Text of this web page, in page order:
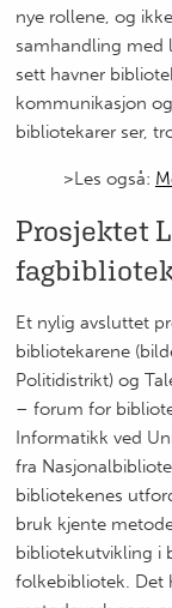
nye rollene, og
samhandling med
sett havner
kommunikasjon
bibliotekarer ser,
>Les også:
Prosjektet
Et nylig avsluttet
bibliotekarene
Politidistrikt) og
– forum for
Informatikk ved
fra
bibliotekenes
bruk kjente
bibliotekutvikling i
folkebibliotek. Det